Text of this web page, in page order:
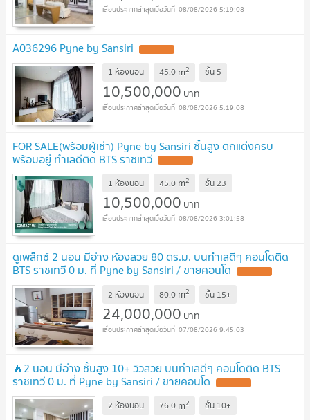
08/08/2026 5:19:08
A036296 Pyne by Sansiri
1 ห้องนอน 45.0 m2 ชั้น 5
10,500,000 บาท
08/08/2026 5:19:08
FOR SALE(พร้อมผู้เช่า) Pyne by Sansiri ชั้นสูง ตกแต่งครบ
พร้อมอยู่ ทำเลดีติด BTS ราชเทวี
1 ห้องนอน 45.0 m2 ชั้น23
10,500,000 บาท
08/08/2026 3:01:58
ดูเพล็กซ์ 2 นอน มีอ่าง ห้องสวย 80 ตร.ม. บนทำเลดีๆ คอนโดติด
BTS ราชเทวี 0 ม. ที่ Pyne by Sansiri / ขายคอนโด
2 ห้องนอน 80.0 m2 ชั้น 15+
24,000,000 บาท
07/08/2026 9:45:03
🔥2 นอน มีอ่าง ชั้นสูง 10+ วิวสวย บนทำเลดีๆ คอนโดติด BTS
ราชเทวี 0 ม. ที่ Pyne by Sansiri / ขายคอนโด
2 ห้องนอน 76.0 m2 ชั้น 10+